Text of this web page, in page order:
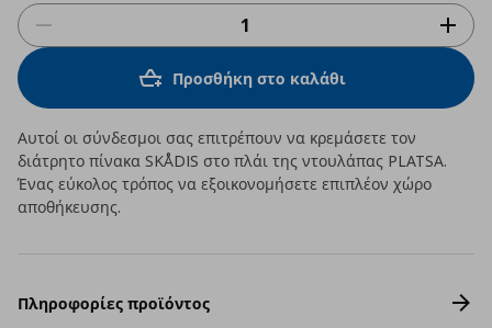
Προσθήκη στο καλάθι
Αυτοί οι σύνδεσμοι σας επιτρέπουν να κρεμάσετε τον
διάτρητο πίνακα SKÅDIS στο πλάι της ντουλάπας PLATSA.
Ένας εύκολος τρόπος να εξοικονομήσετε επιπλέον χώρο
αποθήκευσης.
Πληροφορίες προϊόντος